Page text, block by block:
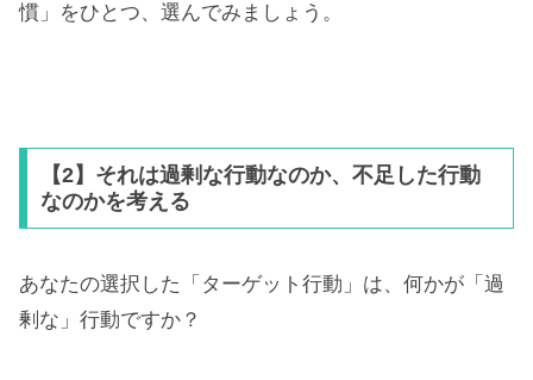
慣」をひとつ、選んでみましょう。
【2】それは過剰な行動なのか、不足した行動
なのかを考える
あなたの選択した「ターゲット行動」は、何かが「過
剰な」行動ですか？